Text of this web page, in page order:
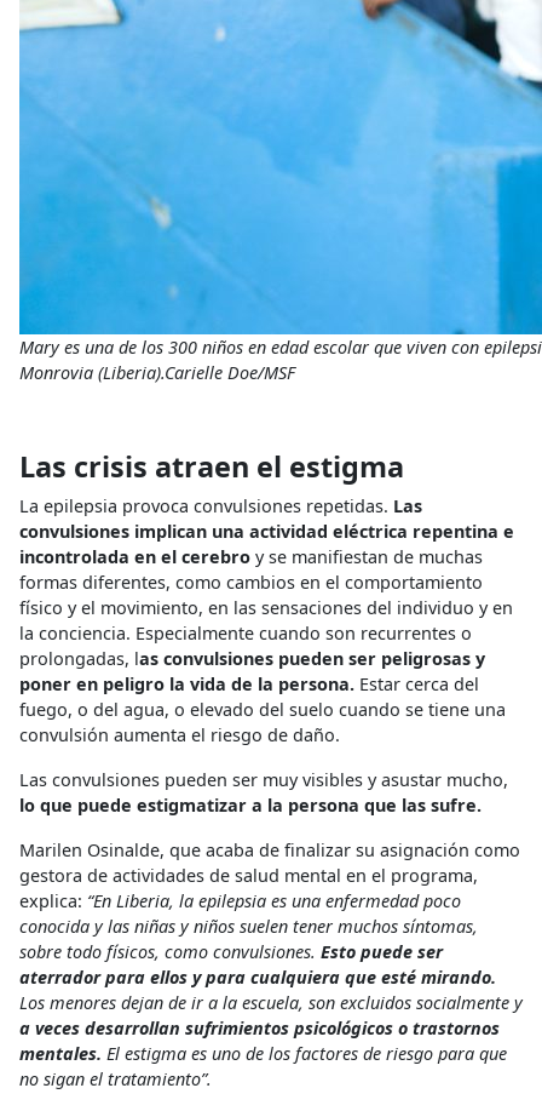
Mary es una de los 300 niños en edad escolar que viven con
Monrovia (Liberia).Carielle Doe/MSF
Las crisis atraen el estigma
La epilepsia provoca convulsiones repetidas. Las
convulsiones implican una actividad eléctrica repentina e
incontrolada en el cerebro y se manifiestan de muchas
formas diferentes, como cambios en el comportamiento
físico y el movimiento, en las sensaciones del individuo y en
la conciencia. Especialmente cuando son recurrentes o
prolongadas, las convulsiones pueden ser peligrosas y
poner en peligro la vida de la persona. Estar cerca del
fuego, o del agua, o elevado del suelo cuando se tiene una
convulsión aumenta el riesgo de daño.
Las convulsiones pueden ser muy visibles y asustar mucho,
lo que puede estigmatizar a la persona que las sufre.
Marilen Osinalde, que acaba de finalizar su asignación como
gestora de actividades de salud mental en el programa,
explica: “En Liberia, la epilepsia es una enfermedad poco
conocida y las niñas y niños suelen tener muchos síntomas,
sobre todo físicos, como convulsiones. Esto puede ser
aterrador para ellos y para cualquiera que esté mirando.
Los menores dejan de ir a la escuela, son excluidos socialmente y
a veces desarrollan sufrimientos psicológicos o trastornos
mentales. El estigma es uno de los factores de riesgo para que
no sigan el tratamiento”.